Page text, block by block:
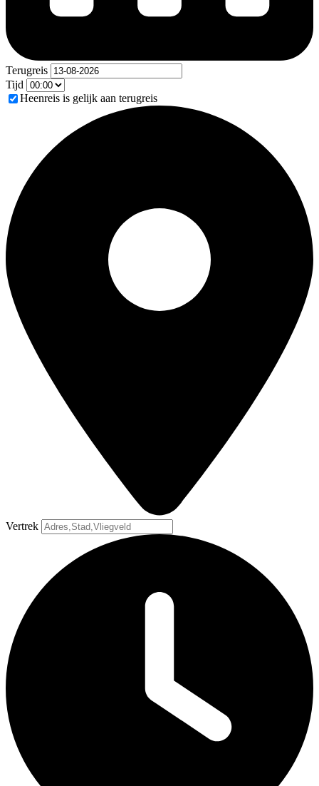
Terugreis
Tijd
Heenreis is gelijk aan terugreis
Vertrek